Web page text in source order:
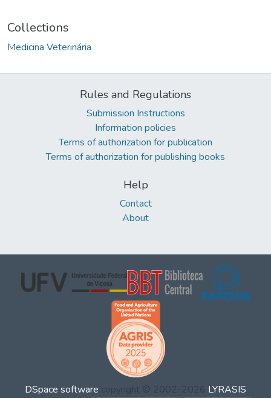
Collections
Medicina Veterinária
Rules and Regulations
Submission Instructions
Information policies
Terms of authorization for publication
Terms of authorization for publishing books
Help
Contact
About
DSpace software copyright © 2002-2026 LYRASIS